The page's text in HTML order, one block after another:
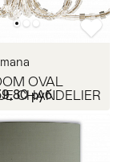
OVAL
CHANDELIER
руб